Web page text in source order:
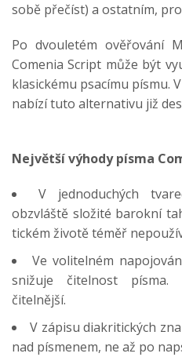
sobě přečíst) a ostatním,
Po dvouletém ověřování
Comenia Script může být
klasickému psacímu písmu.
nabízí tuto alternativu již
Největší výhody písma
V jednoduchých
obzvláště složité barokní
tickém životě téměř
Ve volitelném
snižuje čitelnost písma.
čitelnější.
V zápisu diakritických
nad písmenem, ne až po